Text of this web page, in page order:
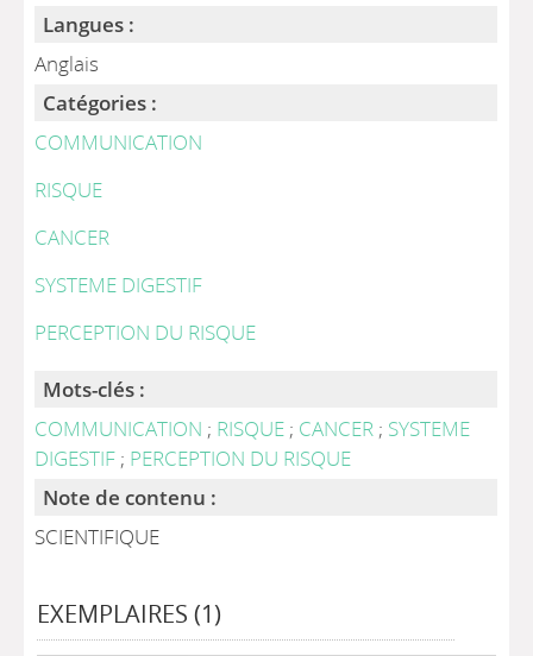
Langues :
Anglais
Catégories :
COMMUNICATION
RISQUE
CANCER
SYSTEME DIGESTIF
PERCEPTION DU RISQUE
Mots-clés :
COMMUNICATION ; RISQUE ; CANCER ; SYSTEME
DIGESTIF ; PERCEPTION DU RISQUE
Note de contenu :
SCIENTIFIQUE
EXEMPLAIRES (1)